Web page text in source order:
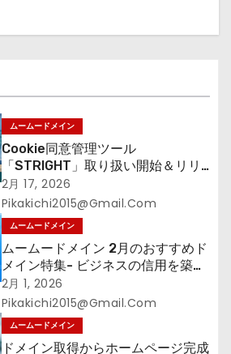
ムームードメイン
Cookie同意管理ツール
「STRIGHT」取り扱い開始＆リリ
ース記念キャンペーン【ムームード
メイン】
2月 17, 2026
Pikakichi2015@gmail.com
ムームードメイン
ムームードメイン 2月のおすすめド
メイン特集- ビジネスの信用を築く
――そのすべての起点となるのが独
自ドメイン
2月 1, 2026
Pikakichi2015@gmail.com
ムームードメイン
ドメイン取得からホームページ完成